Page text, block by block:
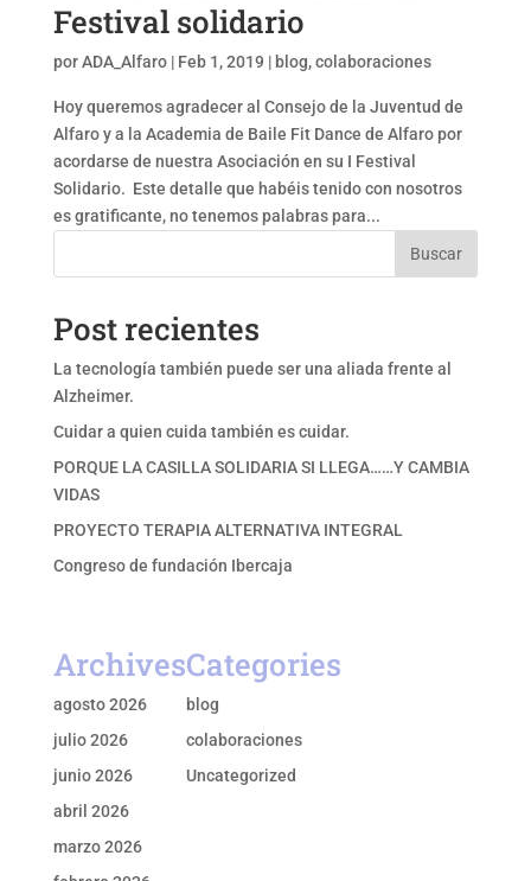
Festival solidario
porADA_Alfaro| Feb 1, 2019 | blog,colaboraciones
Hoy queremos agradecer al Consejo de la Juventud de
Alfaro y a la Academia de Baile Fit Dance de Alfaro por
acordarse de nuestra Asociación en su I Festival
Solidario. Este detalle que habéis tenido con nosotros
es gratificante, no tenemos palabras para...
Buscar
Post recientes
La tecnología también puede ser una aliada frente al
Alzheimer.
Cuidar a quien cuida también es cuidar.
PORQUE LA CASILLA SOLIDARIA SI LLEGA……Y CAMBIA
VIDAS
PROYECTO TERAPIA ALTERNATIVA INTEGRAL
Congreso de fundación Ibercaja
Archives
agosto 2026
julio 2026
junio 2026
abril 2026
marzo 2026
Categories
blog
colaboraciones
Uncategorized